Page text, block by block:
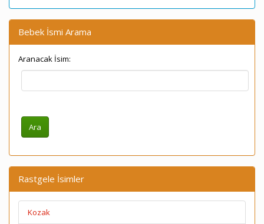
Bebek İsmi Arama
Aranacak İsim:
Rastgele İsimler
Kozak